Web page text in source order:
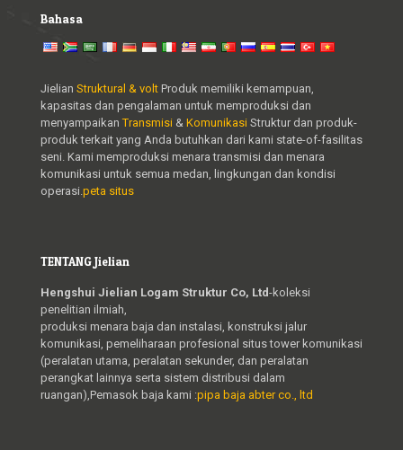
Bahasa
Jielian Struktural & volt Produk memiliki kemampuan,
kapasitas dan pengalaman untuk memproduksi dan
menyampaikanTransmisi & Komunikasi Struktur dan produk-
produk terkait yang Anda butuhkan dari kami state-of-fasilitas
seni. Kami memproduksi menara transmisi dan menara
komunikasi untuk semua medan, lingkungan dan kondisi
operasi. peta situs
TENTANG Jielian
Hengshui Jielian Logam Struktur Co, Ltd-koleksi
penelitian ilmiah,
produksi menara baja dan instalasi, konstruksi jalur
komunikasi, pemeliharaan profesional situs tower komunikasi
(peralatan utama, peralatan sekunder, dan peralatan
perangkat lainnya serta sistem distribusi dalam
ruangan),Pemasok baja kami :pipa baja abter co., ltd